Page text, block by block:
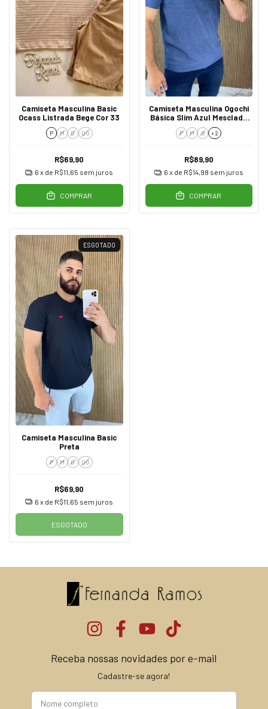
Camiseta Masculina Basic
Ocass Listrada Bege Cor 33
P M G GG
R$69,90
6 x de R$11,65 sem juros
COMPRAR
Camiseta Masculina Ogochi
Básica Slim Azul Mesclado
0004
P M G + 2
R$89,90
6 x de R$14,98 sem juros
COMPRAR
ESGOTADO
Camiseta Masculina Basic
Preta
P M G GG
R$69,90
6 x de R$11,65 sem juros
ESGOTADO
Receba nossas novidades por e-mail
Cadastre-se agora!